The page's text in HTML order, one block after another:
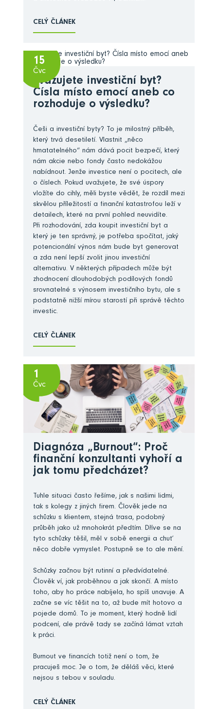
CELÝ ČLÁNEK
15
Čvc
Zvažujete investiční byt?
Čísla místo emocí aneb co
rozhoduje o výsledku?
Češi a investiční byty? To je milostný příběh,
který trvá desetiletí. Vlastnit „něco
hmatatelného“ nám dává pocit bezpečí, který
nám akcie nebo fondy často nedokážou
nabídnout. Jenže investice není o pocitech, ale
o číslech. Pokud uvažujete, že své úspory
vložíte do cihly, měli byste vědět, že rozdíl mezi
skvělou příležitostí a finanční katastrofou leží v
detailech, které na první pohled neuvidíte.
Při rozhodování, zda koupit investiční byt a
který je ten správný, je potřeba spočítat, jaký
potencionální výnos nám bude byt generovat
a zda není lepší zvolit jinou investiční
alternativu. V některých případech může být
zhodnocení dlouhodobých podílových fondů
srovnatelné s výnosem investičního bytu, ale s
podstatně nižší mírou starostí při správě těchto
investic.
CELÝ ČLÁNEK
1
Čvc
Diagnóza „Burnout“: Proč
finanční konzultanti vyhoří a
jak tomu předcházet?
Tuhle situaci často řešíme, jak s našimi lidmi,
tak s kolegy z jiných firem. Člověk jede na
schůzku s klientem, stejná trasa, podobný
průběh jako už mnohokrát předtím. Dříve se na
tyto schůzky těšil, měl v sobě energii a chuť
něco dobře vymyslet. Postupně se to ale mění.
Schůzky začnou být rutinní a předvídatelné.
Člověk ví, jak proběhnou a jak skončí. A místo
toho, aby ho práce nabíjela, ho spíš unavuje. A
začne se víc těšit na to, až bude mít hotovo a
pojede domů. To je moment, který hodně lidí
podcení, ale právě tady se začíná lámat vztah
k práci.
Burnout ve financích totiž není o tom, že
pracuješ moc. Je o tom, že děláš věci, které
nejsou s tebou v souladu.
CELÝ ČLÁNEK